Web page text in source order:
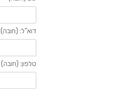
דוא"ל: (חובה)
טלפון: (חובה)